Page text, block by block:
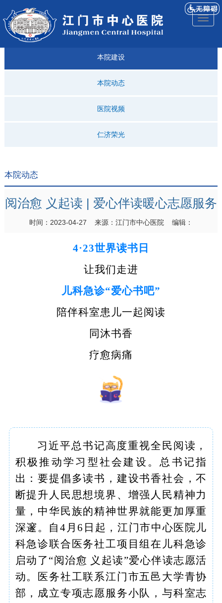
医院
简介
来院
导航
就诊
指引
专科
建设
仁济
科普
人才
招聘
仁济
医院
视频
本院建设
本院动态
医院视频
仁济荣光
本院动态
阅治愈 义起读 | 爱心伴读暖心志愿服务
时间：2023-04-27 来源：江门市中心医院 编辑：
4·23世界读书日
让我们走进
儿科急诊“爱心书吧”
陪伴科室患儿一起阅读
同沐书香
疗愈病痛
习近平总书记高度重视全民阅读，
积极推动学习型社会建设。总书记指
出：要提倡多读书，建设书香社会，不
断提升人民思想境界、增强人民精神力
量，中华民族的精神世界就能更加厚重
深邃。自4月6日起，江门市中心医院儿
科急诊联合医务社工项目组在儿科急诊
启动了“阅治愈 义起读”爱心伴读志愿活
动。医务社工联系江门市五邑大学青协
部，成立专项志愿服务小队，与科室志